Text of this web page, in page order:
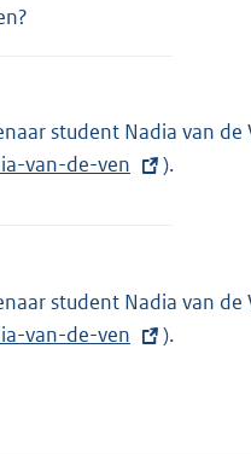
student Nadia van de
van-de-ven
).
student Nadia van de
van-de-ven
).